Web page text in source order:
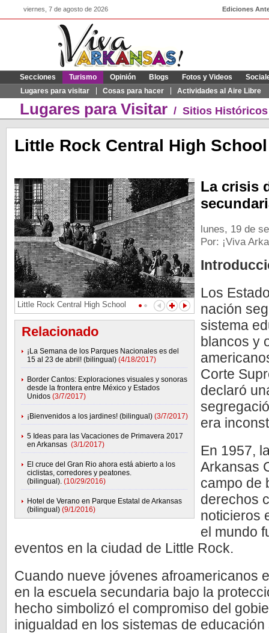
viernes, 7 de agosto de 2026 Ediciones
Secciones
Turismo
Lugares para visitar
Cosas para hacer Actividades al Aire Libre
Opinión Blogs Fotos y Videos
Lugares para Visitar / Sitios
Little Rock Central High School
Little Rock Central High School
Relacionado
¡La Semana de los Parques Nacionales es del
15 al 23 de abril! (bilingual) (4/18/2017)
Border Cantos: Exploraciones visuales y sonoras
desde la frontera entre México y Estados
Unidos (3/7/2017)
¡Bienvenidos a los jardines! (bilingual) (3/7/2017)
5 Ideas para las Vacaciones de Primavera 2017
en Arkansas (3/1/2017)
El cruce del Gran Rio ahora está abierto a los
ciclistas, corredores y peatones.
(bilingual). (10/29/2016)
Hotel de Verano en Parque Estatal de Arkansas
(bilingual) (9/1/2016)
La crisis
lunes, 19 de
Por: ¡Viva
Los
nación
sistema
blancos y
Corte
declaró
era
En 1957,
Arkansas
campo de
derechos
noticieros
el mundo
eventos en la ciudad de Little Rock.
Cuando nueve jóvenes afro­americanos
en la escuela secundaria bajo la
hecho simbolizó el compromiso del
inigualdad en los sistemas de